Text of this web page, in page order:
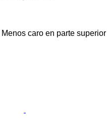
Menos caro en parte superior